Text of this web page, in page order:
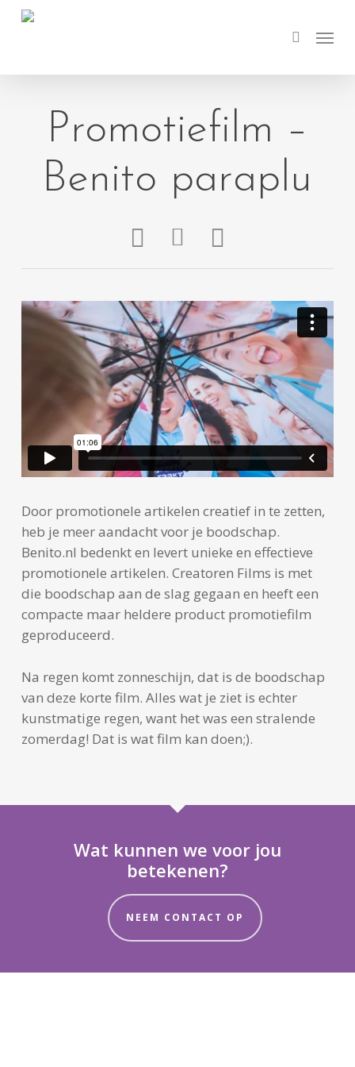
Skip
content
search
Menu
Promotiefilm –
Benito paraplu
Door promotionele artikelen creatief in te zetten,
heb je meer aandacht voor je boodschap.
Benito.nl bedenkt en levert unieke en effectieve
promotionele artikelen. Creatoren Films is met
die boodschap aan de slag gegaan en heeft een
compacte maar heldere product promotiefilm
geproduceerd.
Na regen komt zonneschijn, dat is de boodschap
van deze korte film. Alles wat je ziet is echter
kunstmatige regen, want het was een stralende
zomerdag! Dat is wat film kan doen;).
Wat kunnen we voor jou
betekenen?
NEEM CONTACT OP